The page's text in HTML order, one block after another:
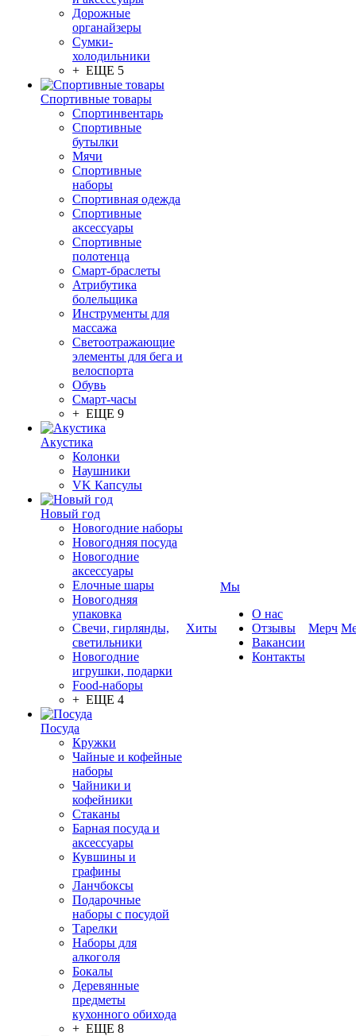
Дорожные
органайзеры
Сумки-
холодильники
+ ЕЩЕ 5
Спортивные товары
Спортинвентарь
Спортивные
бутылки
Мячи
Спортивные
наборы
Спортивная одежда
Спортивные
аксессуары
Спортивные
полотенца
Смарт-браслеты
Атрибутика
болельщика
Инструменты для
массажа
Светоотражающие
элементы для бега и
велоспорта
Обувь
Смарт-часы
+ ЕЩЕ 9
Акустика
Колонки
Наушники
VK Капсулы
Новый год
Новогодние наборы
Новогодняя посуда
Новогодние
аксессуары
Елочные шары
Новогодняя
упаковка
Свечи, гирлянды,
светильники
Новогодние
игрушки, подарки
Food-наборы
+ ЕЩЕ 4
Посуда
Кружки
Чайные и кофейные
наборы
Чайники и
кофейники
Стаканы
Барная посуда и
аксессуары
Кувшины и
графины
Ланчбоксы
Подарочные
наборы с посудой
Тарелки
Наборы для
алкоголя
Бокалы
Деревянные
предметы
кухонного обихода
+ ЕЩЕ 8
Хиты
Мы
О нас
Отзывы
Вакансии
Контакты
Мерч